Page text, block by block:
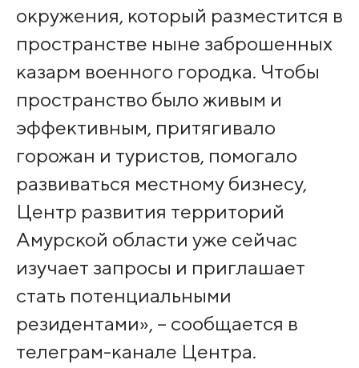
окружения, который разместится в
пространстве ныне заброшенных
казарм военного городка. Чтобы
пространство было живым и
эффективным, притягивало
горожан и туристов, помогало
развиваться местному бизнесу,
Центр развития территорий
Амурской области уже сейчас
изучает запросы и приглашает
стать потенциальными
резидентами», – сообщается в
телеграм-канале Центра.